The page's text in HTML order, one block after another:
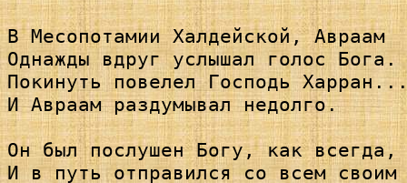
В Месопотамии Халдейской, Авраам
Однажды вдруг услышал голос Бога.
Покинуть повелел Господь
И Авраам раздумывал недолго.
Он был послушен Богу, как всегда,
И в путь отправился со всем своим